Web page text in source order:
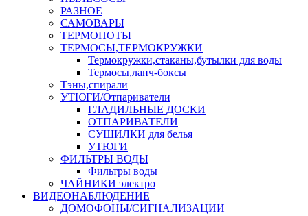
РАЗНОЕ
САМОВАРЫ
ТЕРМОПОТЫ
ТЕРМОСЫ,ТЕРМОКРУЖКИ
Термокружки,стаканы,бутылки для воды
Термосы,ланч-боксы
Тэны,спирали
УТЮГИ/Отпариватели
ГЛАДИЛЬНЫЕ ДОСКИ
ОТПАРИВАТЕЛИ
СУШИЛКИ для белья
УТЮГИ
ФИЛЬТРЫ ВОДЫ
Фильтры воды
ЧАЙНИКИ электро
ВИДЕОНАБЛЮДЕНИЕ
ДОМОФОНЫ/СИГНАЛИЗАЦИИ